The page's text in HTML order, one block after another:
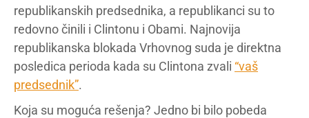
republikanskih predsednika, a republikanci su to
redovno činili i Clintonu i Obami. Najnovija
republikanska blokada Vrhovnog suda je direktna
posledica perioda kada su Clintona zvali “vaš
predsednik”.
Koja su moguća rešenja? Jedno bi bilo pobeda